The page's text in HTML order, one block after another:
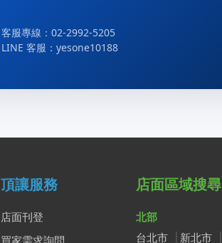
客服專線：02-2992-5205
LINE 客服：yesone10188
頂讓服務
店面刊登
買家需求詢問
店面區域搜尋
北部
台北市
新北市